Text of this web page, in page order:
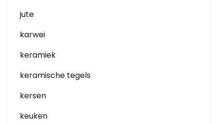
jute
karwei
keramiek
keramische tegels
kersen
keuken